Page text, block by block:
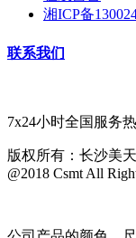
湘ICP备
联系我们
7x24小时全国服务
版权所有：长沙美
@2018 Csmt All